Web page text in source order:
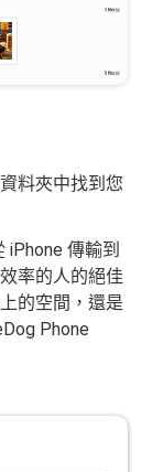
料夾中找到您
iPhone 傳輸到
率的人的絕佳
的空間，還是
Phone